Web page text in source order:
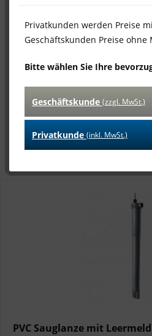
Rückflussverhinderer
Filtern
PVC Sauglanze mit
Privatkunden werden Preise
Geschäftskunden Preise ohne
Bitte wählen Sie Ihre
Geschäftskunde (zzgl. MwSt.)
Privatkunde (inkl. MwSt.)